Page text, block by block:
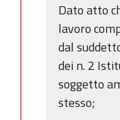
Dato atto
lavoro
dal
dei n. 2
soggetto
stesso;